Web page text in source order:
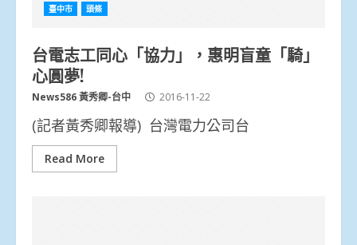
臺中市 頭條
台電志工同心「協力」，惠明盲童「騎」
心圓夢!
News586 黃秀卿-台中 2016-11-22
(記者黃秀卿報導) 台灣電力公司台
Read More